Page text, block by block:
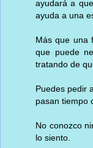
ayudará a
ayuda a una
Más que una
que puede
tratando de
Puedes pedir
pasan tiempo
No conozco
lo siento.